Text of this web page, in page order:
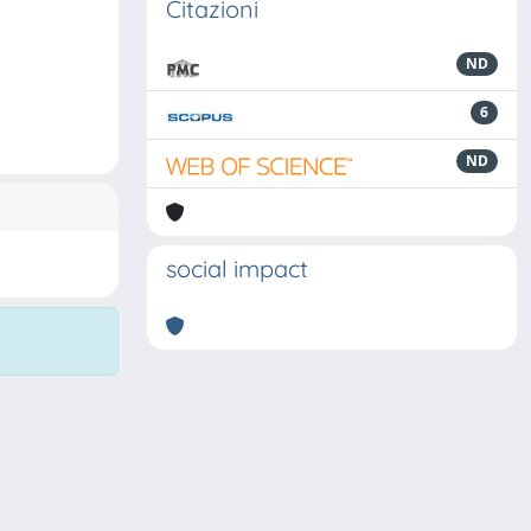
Citazioni
ND
6
ND
social impact